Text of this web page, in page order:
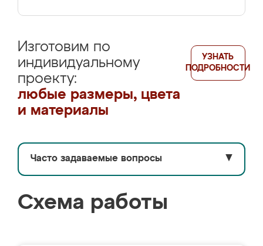
Изготовим по
индивидуальному
проекту:
любые размеры, цвета
и материалы
УЗНАТЬ
ПОДРОБНОСТИ
Часто задаваемые вопросы ▼
Схема работы